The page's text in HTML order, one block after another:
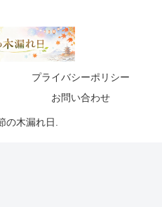
プライバシーポリシー
お問い合わせ
の木漏れ日.